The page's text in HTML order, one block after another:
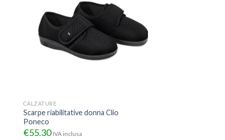
CALZATURE
Scarpe riabilitative donna Clio
Poneco
€55.30 IVA inclusa